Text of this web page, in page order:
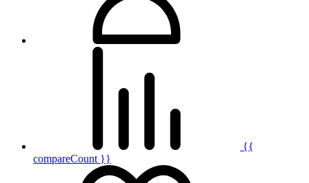
{{
compareCount }}